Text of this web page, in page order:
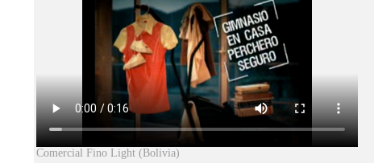
Comercial Fino Light (Bolivia)